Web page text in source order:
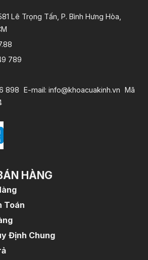
Lê Trọng Tấn, P. Bình Hưng Hòa,
789
898 E-mail: info@khoacuakinh.vn Mã
HÀNG
Toán
Định Chung